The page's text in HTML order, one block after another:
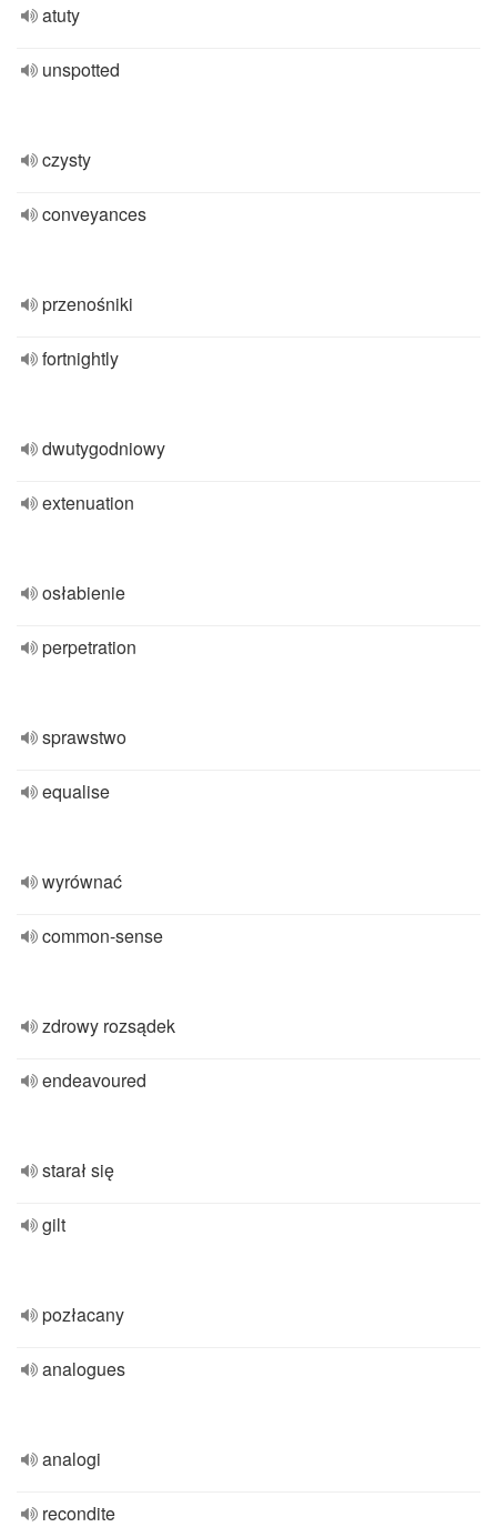
atuty
unspotted
czysty
conveyances
przenośniki
fortnightly
dwutygodniowy
extenuation
osłabienie
perpetration
sprawstwo
equalise
wyrównać
common-sense
zdrowy rozsądek
endeavoured
starał się
gilt
pozłacany
analogues
analogi
recondite